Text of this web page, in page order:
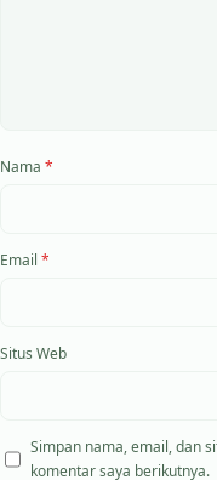
Nama *
Email *
Situs Web
Simpan nama, email, dan
komentar saya berikutnya.